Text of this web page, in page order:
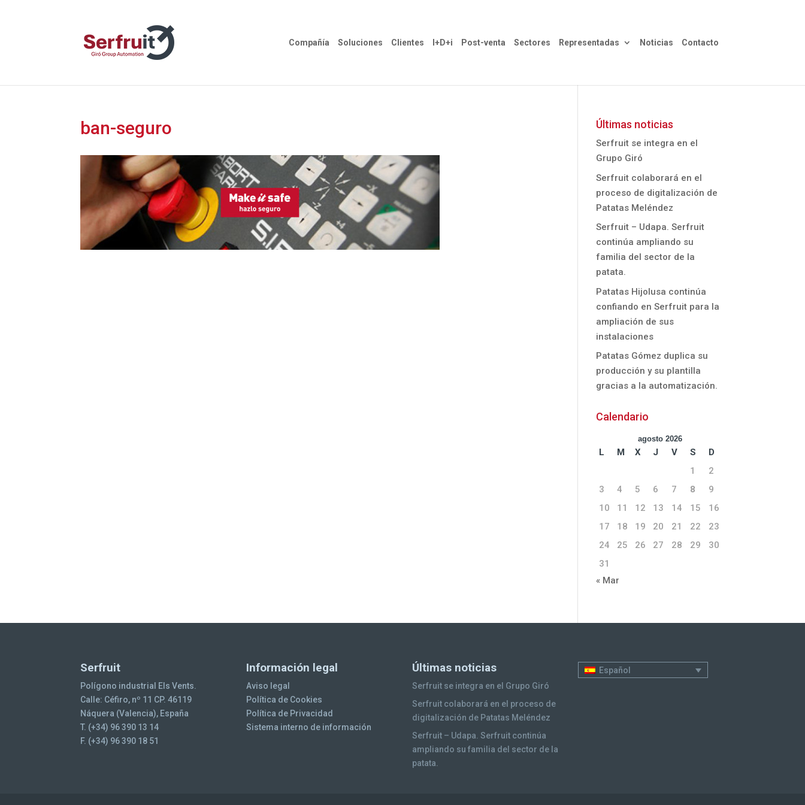
Compañía Soluciones Clientes I+D+i Post-venta Sectores Representadas Noticias Contacto
ban-seguro Últimas noticias
Serfruit se integra en el
Grupo Giró
Serfruit colaborará en el
proceso de digitalización de
Patatas Meléndez
Serfruit – Udapa. Serfruit
continúa ampliando su
familia del sector de la
patata.
Patatas Hijolusa continúa
confiando en Serfruit para la
ampliación de sus
instalaciones
Patatas Gómez duplica su
producción y su plantilla
gracias a la automatización.
Calendario
agosto 2026
L M X J V S
D
1
2
3
4 5 6 7 8
9
10
11 12 13 14 15
16
17
18 19 20 21 22
23
24
25 26 27 28 29
30
31
« Mar
Serfruit
Polígono industrial Els Vents.
Calle: Céfiro, nº 11 CP. 46119
Náquera (Valencia), España
T. (+34) 96 390 13 14
F. (+34) 96 390 18 51
Información legal
Aviso legal
Política de Cookies
Política de Privacidad
Sistema interno de información
Últimas noticias
Serfruit se integra en el Grupo Giró
Serfruit colaborará en el proceso de
digitalización de Patatas Meléndez
Serfruit – Udapa. Serfruit continúa
ampliando su familia del sector de la
patata.
Español